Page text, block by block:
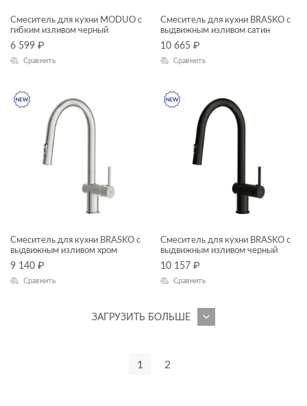
NATURE
NIKE
PARVA
PRIME
PRIME BLACK
STAR
Смеситель для кухни MODUO с
гибким изливом черный
6 599 ₽
Сравнить
Смеситель для кухни BRASKO с
выдвижным изливом сатин
10 665 ₽
Сравнить
Смеситель для кухни BRASKO с
выдвижным изливом хром
9 140 ₽
Сравнить
Смеситель для кухни BRASKO с
выдвижным изливом черный
10 157 ₽
Сравнить
ЗАГРУЗИТЬ БОЛЬШЕ
1 2